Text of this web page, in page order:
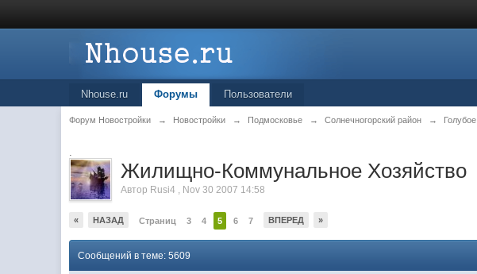
Nhouse.ru Форумы Пользователи
Форум Новостройки → Новостройки → Подмосковье → Солнечногорский район → Голубое
.
Жилищно-Коммунальное Хозяйство
Автор Rusi4 , Nov 30 2007 14:58
« НАЗАД Страниц 3 4 5 6 7 ВПЕРЕД »
Сообщений в теме: 5609